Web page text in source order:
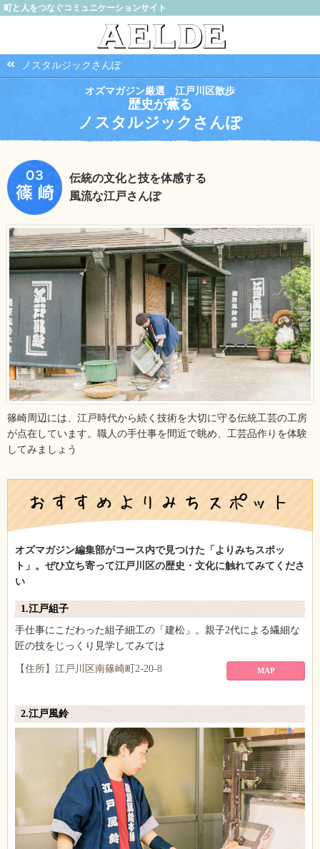
町と人をつなぐコミュニケーションサイト
ノスタルジックさんぽ
オズマガジン厳選 江戸川区散歩
歴史が薫る
ノスタルジックさんぽ
伝統の文化と技を体感する
風流な江戸さんぽ
篠崎周辺には、江戸時代から続く技術を大切に守る伝統工芸の工房
が点在しています。職人の手仕事を間近で眺め、工芸品作りを体験
してみましょう
オズマガジン編集部がコース内で見つけた「よりみちスポッ
ト」。ぜひ立ち寄って江戸川区の歴史・文化に触れてみてくださ
い
1.江戸組子
手仕事にこだわった組子細工の「建松」。親子2代による繊細な
匠の技をじっくり見学してみては
【住所】江戸川区南篠崎町2-20-8 MAP
2.江戸風鈴